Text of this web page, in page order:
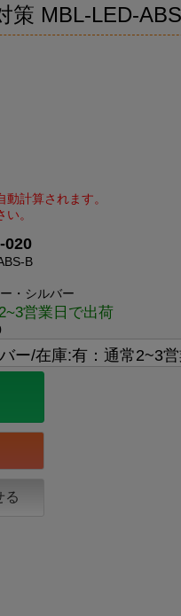
策 MBL-LED-
020
B
・シルバー
営業日で出荷
る